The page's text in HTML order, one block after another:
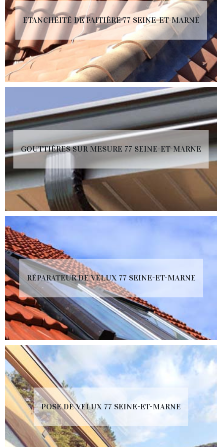
ETANCHÉITÉ DE FAITIÈRE 77 SEINE-ET-MARNE
GOUTTIÈRES SUR MESURE 77 SEINE-ET-MARNE
RÉPARATEUR DE VELUX 77 SEINE-ET-MARNE
POSE DE VELUX 77 SEINE-ET-MARNE